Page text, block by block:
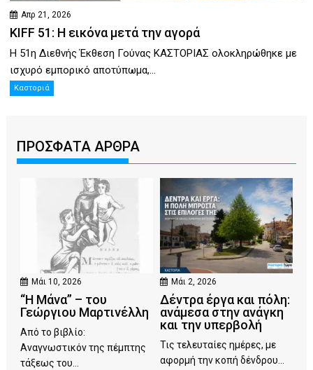
Απρ 21, 2026
KIFF 51: Η εικόνα μετά την αγορά
Η 51η Διεθνής Έκθεση Γούνας ΚΑΣΤΟΡΙΑΣ ολοκληρώθηκε με
ισχυρό εμπορικό αποτύπωμα,...
Καστοριά
ΠΡΟΣΦΑΤΑ ΑΡΘΡΑ
Μάι 10, 2026
“Η Μάνα” – του
Γεώργιου Μαρτινέλλη
Από το βιβλίο:
Αναγνωστικόν της πέμπτης
τάξεως του...
Μάι 2, 2026
Δέντρα έργα και πόλη:
ανάμεσα στην ανάγκη
και την υπερβολή
Τις τελευταίες ημέρες, με
αφορμή την κοπή δένδρου...